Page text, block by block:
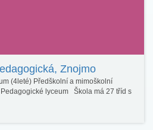
Znojmo
(4leté) Předškolní a mimoškolní
lyceum Škola má 27 tříd s